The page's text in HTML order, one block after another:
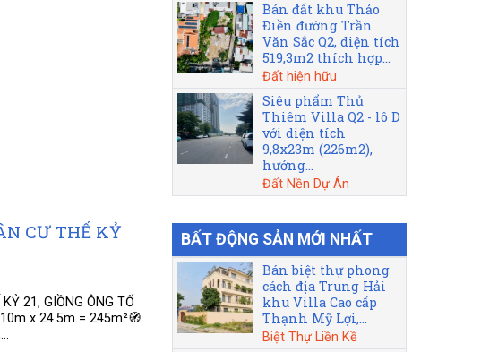
CƯ THẾ KỶ
21, GIỒNG ÔNG TỐ
x 24.5m = 245m²🧭
Bán đất khu Thảo
Điền đường Trần
Văn Sắc Q2, diện tích
519,3m2 thích hợp...
Đất hiện hữu
Siêu phẩm Thủ
Thiêm Villa Q2 - lô D
với diện tích
9,8x23m (226m2),
hướng...
Đất Nền Dự Án
BẤT ĐỘNG SẢN MỚI NHẤT
Bán biệt thự phong
cách địa Trung Hải
khu Villa Cao cấp
Thạnh Mỹ Lợi,...
Biệt Thự Liền Kề